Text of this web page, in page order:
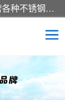
山东华钰金属材料有限公司是一家经营各种不锈钢管材、板材、圆钢、法兰、封头、型材等产品的公司；主营产品有：不锈钢管，激光切割，管件标准件，不锈钢圆钢，不锈钢人孔，不锈钢亮管，不锈钢角钢，不锈钢加工，不锈钢管子，不锈钢工业方管，不锈钢封头，不锈钢法兰，不锈钢阀门，不锈钢槽钢，不锈钢扁钢，不锈钢板等；可为客户制作各种规格的型材及不锈钢配件、非标准件及各种容器具等，能满足客户的不同采购要求。